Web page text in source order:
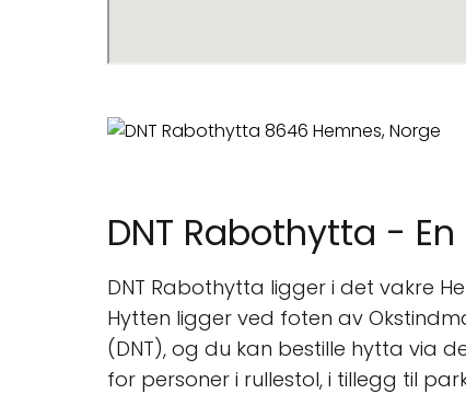
DNT Rabothytta -
DNT Rabothytta ligger i det vakre
Hytten ligger ved foten av
(DNT), og du kan bestille hytta via
for personer i rullestol, i tillegg til